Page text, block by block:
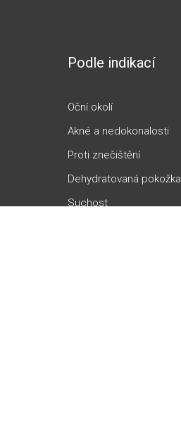
Podle indikací
Oční okolí
Akné a nedokonalosti
Proti znečištění
Dehydratovaná pokožka
Suchost